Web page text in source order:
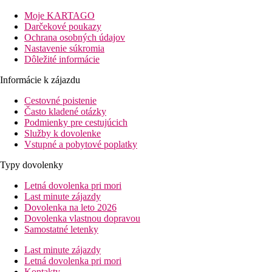
Vzdialenosť
pláž: 200 m
letisko:15 km
centrum:1 km
Dvojlôžková izba
kúpeľňa, WC (sušič vlasov)
klimatizácia
minichladnička
trezor (za poplatok)
TV/sat.
120 izieb
vstupná hala s recepciou
reštaurácia
2 bary
vonkajší bazén s oddelenou detskou časťou
detské ihrisko
detská postieľka (zadarmo)
Moje KARTAGO
Darčekové poukazy
Ochrana osobných údajov
Nastavenie súkromia
Dôležité informácie
Informácie k zájazdu
Cestovné poistenie
Často kladené otázky
Podmienky pre cestujúcich
Služby k dovolenke
Vstupné a pobytové poplatky
Typy dovolenky
Letná dovolenka pri mori
Last minute zájazdy
Dovolenka na leto 2026
Dovolenka vlastnou dopravou
Samostatné letenky
Last minute zájazdy
Letná dovolenka pri mori